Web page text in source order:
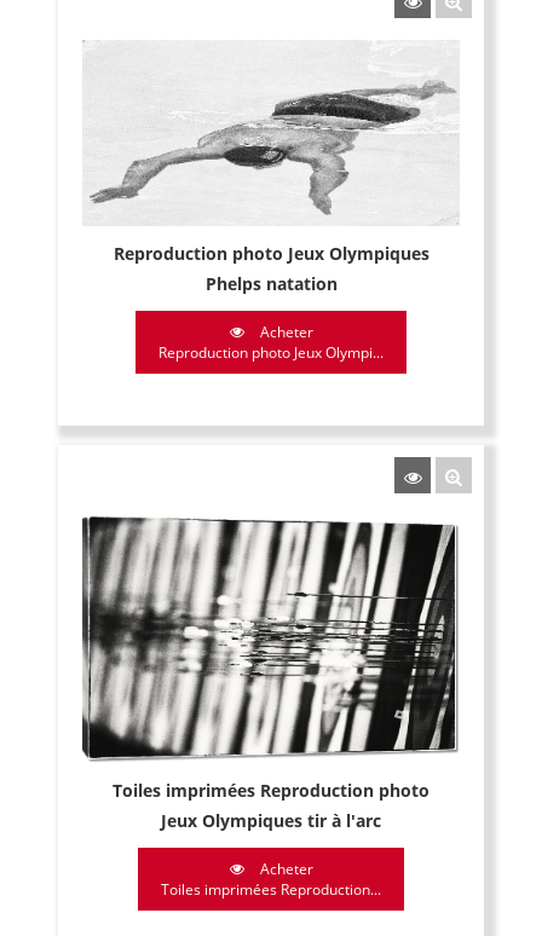
Reproduction photo Jeux Olympiques
Phelps natation
Acheter
Reproduction photo Jeux Olympi...
Toiles imprimées Reproduction photo
Jeux Olympiques tir à l'arc
Acheter
Toiles imprimées Reproduction...